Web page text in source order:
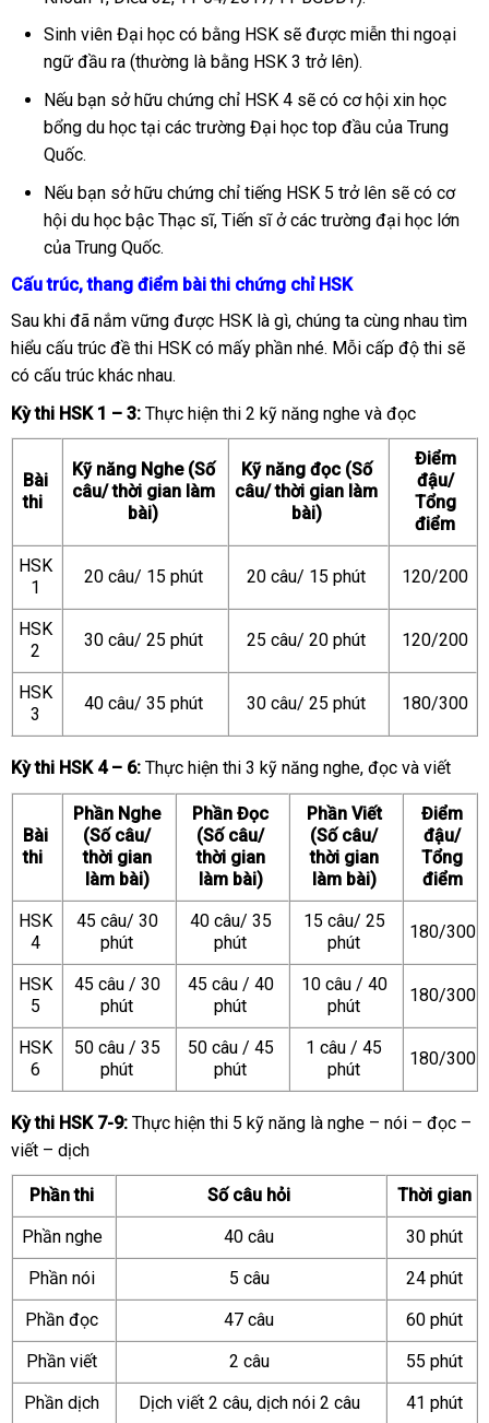
Sinh viên Đại học có bằng HSK sẽ được miễn thi ngoại
ngữ đầu ra (thường là bằng HSK 3 trở lên).
Nếu bạn sở hữu chứng chỉ HSK 4 sẽ có cơ hội xin học
bổng du học tại các trường Đại học top đầu của Trung
Quốc.
Nếu bạn sở hữu chứng chỉ tiếng HSK 5 trở lên sẽ có cơ
hội du học bậc Thạc sĩ, Tiến sĩ ở các trường đại học lớn
của Trung Quốc.
Cấu trúc, thang điểm bài thi chứng chỉ HSK
Sau khi đã nắm vững được HSK là gì, chúng ta cùng nhau tìm
hiểu cấu trúc đề thi HSK có mấy phần nhé. Mỗi cấp độ thi sẽ
có cấu trúc khác nhau.
Kỳ thi HSK 1 – 3:Thực hiện thi 2 kỹ năng nghe và đọc
Bài
thi
Kỹ năng Nghe (Số
câu/ thời gian làm
bài)
Kỹ năng đọc (Số
câu/ thời gian làm
bài)
Điểm
đậu/
Tổng
điểm
HSK
1
20 câu/ 15 phút 20 câu/ 15 phút 120/200
HSK
2
30 câu/ 25 phút 25 câu/ 20 phút 120/200
HSK
3
40 câu/ 35 phút 30 câu/ 25 phút 180/300
Kỳ thi HSK 4 – 6:Thực hiện thi 3 kỹ năng nghe, đọc và viết
Bài
thi
Phần Nghe
(Số câu/
thời gian
làm bài)
Phần Đọc
(Số câu/
thời gian
làm bài)
Phần Viết
(Số câu/
thời gian
làm bài)
Điểm
đậu/
Tổng
điểm
HSK
4
45 câu/ 30
phút
40 câu/ 35
phút
15 câu/ 25
phút
180/300
HSK
5
45 câu / 30
phút
45 câu / 40
phút
10 câu / 40
phút
180/300
HSK
6
50 câu / 35
phút
50 câu / 45
phút
1 câu / 45
phút
180/300
Kỳ thi HSK 7-9:Thực hiện thi 5 kỹ năng là nghe – nói – đọc –
viết – dịch
Phần thi Số câu hỏi
Thời gian
Phần nghe
40 câu
30 phút
Phần nói
5 câu
24 phút
Phần đọc
47 câu
60 phút
Phần viết
2 câu
55 phút
Phần dịch
Dịch viết 2 câu, dịch nói 2 câu 41 phút